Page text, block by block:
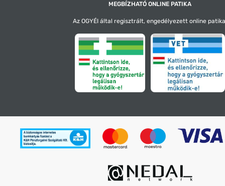
MEGBÍZHATÓ ONLINE PATIKA
Az OGYÉI által regisztrált, engedélyezett online